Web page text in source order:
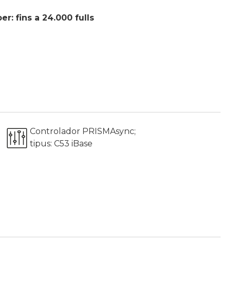
fins a 24.000 fulls
Controlador PRISMAsync;
tipus: C53 iBase